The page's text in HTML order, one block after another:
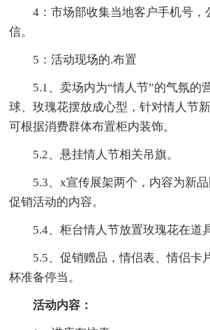
4：市场部收集当地客户手机号，
信。
5：活动现场的.布置
5.1、卖场内为“情人节”的气氛的
球、玫瑰花摆放成心型，针对情人节
可根据消费群体布置柜内装饰。
5.2、悬挂情人节相关吊旗。
5.3、x宣传展架两个，内容为新
促销活动的内容。
5.4、柜台情人节放置玫瑰花在道
5.5、促销赠品，情侣表、情侣卡
杯准备停当。
活动内容：